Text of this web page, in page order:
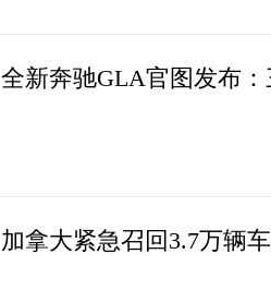
全新奔驰GLA官图发布
加拿大紧急召回3.7万辆